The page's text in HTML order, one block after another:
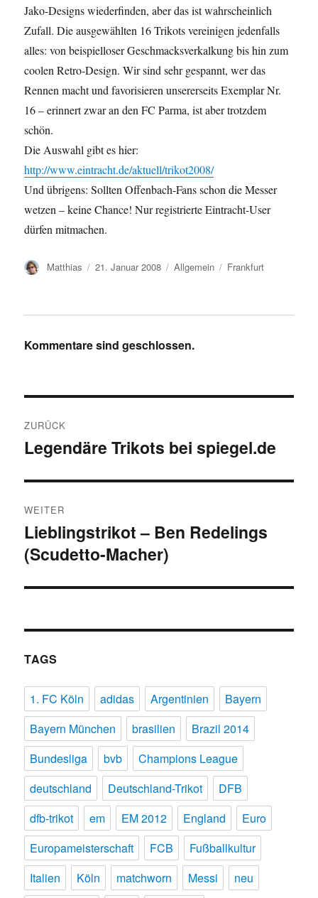
Jako-Designs wiederfinden, aber das ist wahrscheinlich
Zufall. Die ausgewählten 16 Trikots vereinigen jedenfalls
alles: von beispielloser Geschmacksverkalkung bis hin zum
coolen Retro-Design. Wir sind sehr gespannt, wer das
Rennen macht und favorisieren unsererseits Exemplar Nr.
16 – erinnert zwar an den FC Parma, ist aber trotzdem
schön.
Die Auswahl gibt es hier:
http://www.eintracht.de/aktuell/trikot2008/
Und übrigens: Sollten Offenbach-Fans schon die Messer
wetzen – keine Chance! Nur registrierte Eintracht-User
dürfen mitmachen.
Autor
Matthias
Veröffentlicht
21. Januar 2008 Kategorien
Allgemein Schlagwörter
Frankfurt
Kommentare sind geschlossen.
ZURÜCK
Vorheriger
Legendäre Trikots bei spiegel.de
WEITER
Nächster
Beitrag:
Lieblingstrikot – Ben Redelings
(Scudetto-Macher)
TAGS
1. FC Köln adidas Argentinien
Bayern
Bayern München
brasilien
Brazil 2014
Bundesliga
bvb
Champions League
deutschland
Deutschland-Trikot
DFB
dfb-trikot
em EM 2012 England
Euro
Europameisterschaft
FCB
Fußballkultur
Italien
Köln matchworn Messi neu